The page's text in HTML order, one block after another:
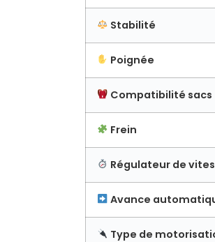
Stabilité
Poignée
Compatibilité sacs
Frein
Régulateur de
Avance
Type de